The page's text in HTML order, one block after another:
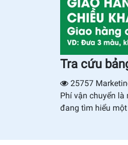
Tra cứu
25757
Phí vận chuyển
đang tìm hiểu